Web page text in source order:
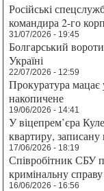
Російські
командира 2-го
31/07/2026 - 19:45
Болгарський
Україні
22/07/2026 - 12:59
Прокуратура мацає
накопичене
19/06/2026 - 14:41
У віцепрем’єра
квартиру, записану
17/06/2026 - 18:19
Співробітник СБУ
кримінальну
16/06/2026 - 16:56